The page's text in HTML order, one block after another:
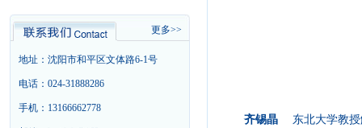
更多>>
地址：沈阳市和平区文体路6-1号
电话：024-31888286
手机：13166662778
齐锡晶 东北大学教